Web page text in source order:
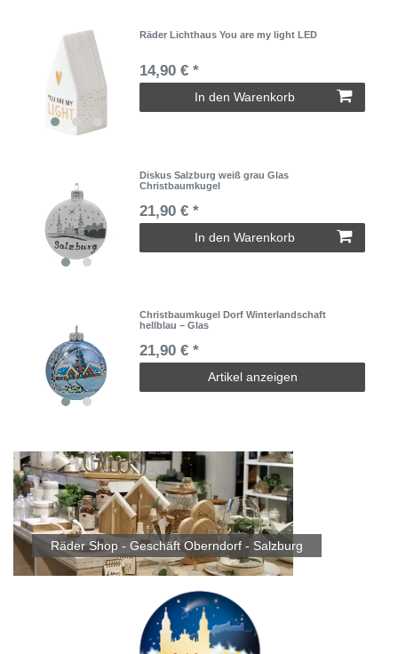
Räder Lichthaus You are my light LED
14,90 € *
In den Warenkorb
Diskus Salzburg weiß grau Glas
Christbaumkugel
21,90 € *
In den Warenkorb
Christbaumkugel Dorf Winterlandschaft
hellblau – Glas
21,90 € *
Artikel anzeigen
Räder Shop - Geschäft Oberndorf - Salzburg